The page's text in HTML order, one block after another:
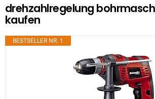
drehzahlregelung
kaufen
BESTSELLER NR. 1